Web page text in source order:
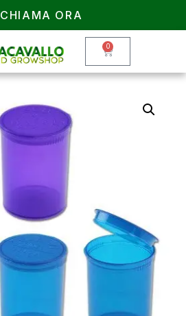
CHIAMA ORA
0